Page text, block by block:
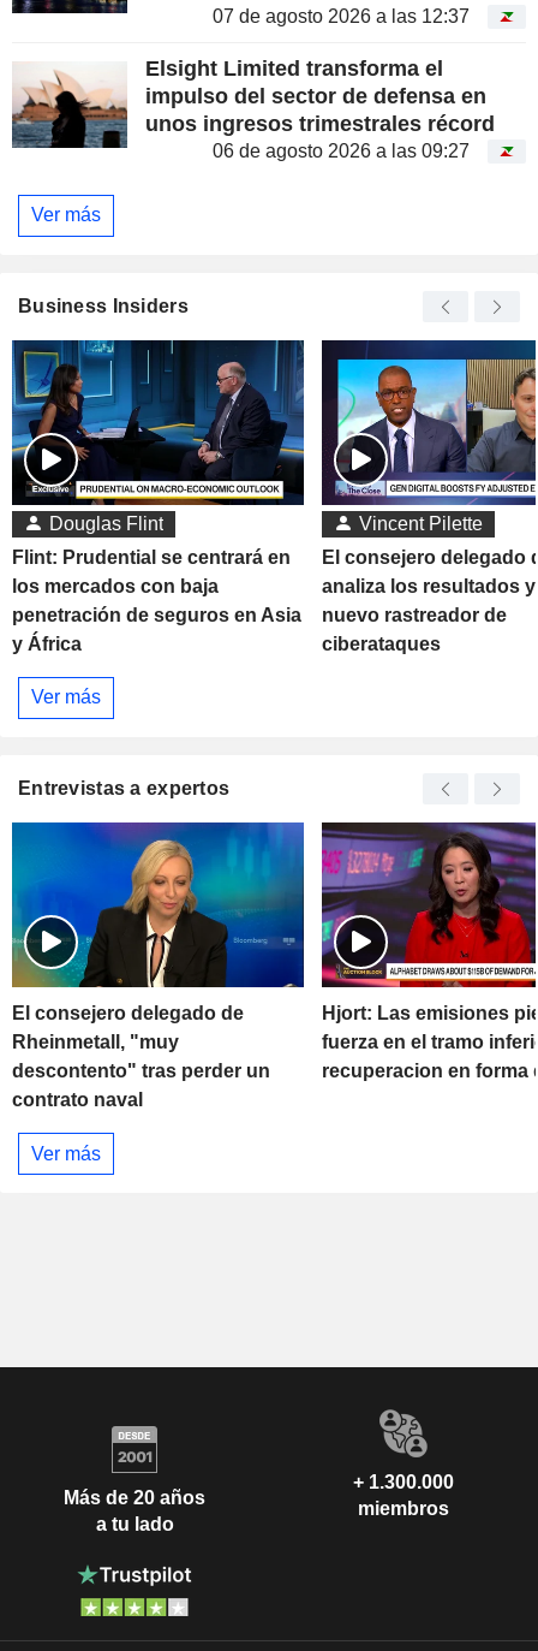
07 de agosto 2026 a las 12:37
Elsight Limited transforma el
impulso del sector de defensa en
unos ingresos trimestrales récord
06 de agosto 2026 a las 09:27
Ver más
Business Insiders
Douglas Flint
Flint: Prudential se centrará en
los mercados con baja
penetración de seguros en Asia
y África
Vincent Pilette
El consejero delegado
analiza los resultados
nuevo rastreador de
ciberataques
Ver más
Entrevistas a expertos
El consejero delegado de
Rheinmetall, "muy
descontento" tras perder un
contrato naval
Hjort: Las emisiones
fuerza en el tramo
recuperacion en forma
Ver más
Más de 20 años
a tu lado
+ 1.300.000
miembros